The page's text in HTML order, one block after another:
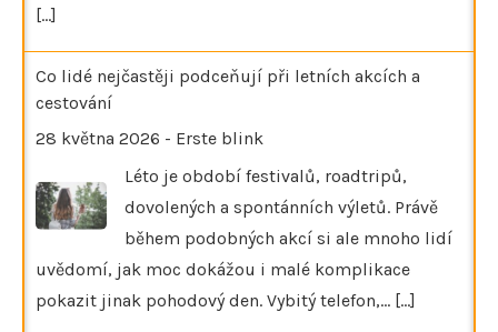
[...]
Co lidé nejčastěji podceňují při letních akcích a
cestování
28 května 2026 - Erste blink
Léto je období festivalů, roadtripů,
dovolených a spontánních výletů. Právě
během podobných akcí si ale mnoho lidí
uvědomí, jak moc dokážou i malé komplikace
pokazit jinak pohodový den. Vybitý telefon,… [...]